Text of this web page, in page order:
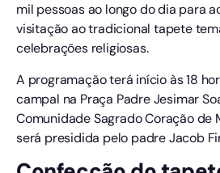
mil pessoas ao longo do dia para
visitação ao tradicional tapete
celebrações religiosas.
A programação terá início às 18
campal na Praça Padre Jesimar
Comunidade Sagrado Coração de
será presidida pelo padre Jacob